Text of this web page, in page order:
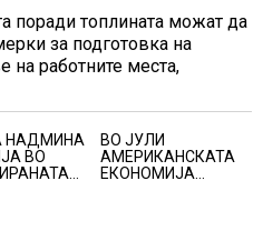
поради топлината можат да
за подготовка на
на работните места,
НАДМИНА
ВО
ВО ЈУЛИ
АМЕРИКАНСКАТА
ЕКОНОМИЈА